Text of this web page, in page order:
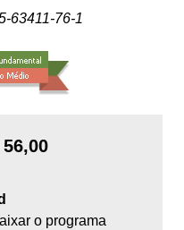
63411-76-1
56,00
o programa